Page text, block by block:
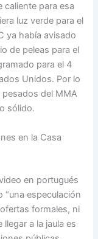
caliente para esa
luz verde para el
ya había avisado
de peleas para el
para el 4
Unidos. Por lo
del MMA
sólido.
en la Casa
en portugués
especulación
formales, ni
a la jaula es